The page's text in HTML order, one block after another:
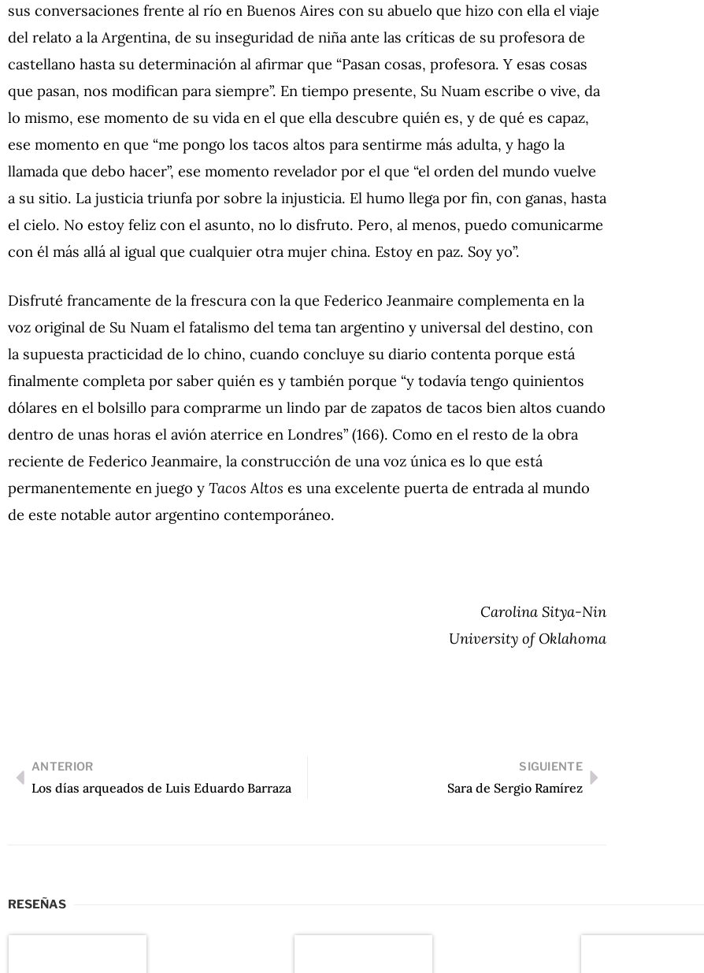
sus conversaciones frente al río en Buenos Aires con su abuelo que hizo con ella el viaje
del relato a la Argentina, de su inseguridad de niña ante las críticas de su profesora de
castellano hasta su determinación al afirmar que “Pasan cosas, profesora. Y esas cosas
que pasan, nos modifican para siempre”. En tiempo presente, Su Nuam escribe o vive, da
lo mismo, ese momento de su vida en el que ella descubre quién es, y de qué es capaz,
ese momento en que “me pongo los tacos altos para sentirme más adulta, y hago la
llamada que debo hacer”, ese momento revelador por el que “el orden del mundo vuelve
a su sitio. La justicia triunfa por sobre la injusticia. El humo llega por fin, con ganas, hasta
el cielo. No estoy feliz con el asunto, no lo disfruto. Pero, al menos, puedo comunicarme
con él más allá al igual que cualquier otra mujer china. Estoy en paz. Soy yo”.
Disfruté francamente de la frescura con la que Federico Jeanmaire complementa en la
voz original de Su Nuam el fatalismo del tema tan argentino y universal del destino, con
la supuesta practicidad de lo chino, cuando concluye su diario contenta porque está
finalmente completa por saber quién es y también porque “y todavía tengo quinientos
dólares en el bolsillo para comprarme un lindo par de zapatos de tacos bien altos cuando
dentro de unas horas el avión aterrice en Londres” (166). Como en el resto de la obra
reciente de Federico Jeanmaire, la construcción de una voz única es lo que está
permanentemente en juego y Tacos Altos es una excelente puerta de entrada al mundo
de este notable autor argentino contemporáneo.
Carolina Sitya-Nin
University of Oklahoma
ANTERIOR
Los días arqueados de Luis Eduardo Barraza
SIGUIENTE
Sara de Sergio Ramírez
RESEÑAS